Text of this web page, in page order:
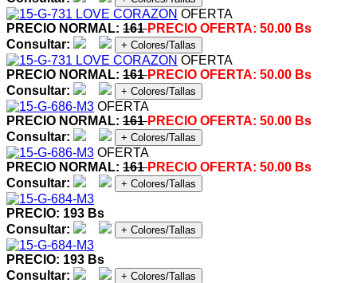
OFERTA
PRECIO NORMAL: 161PRECIO OFERTA: 50.00 Bs
Consultar:
+ Colores/Tallas
OFERTA
PRECIO NORMAL: 161PRECIO OFERTA: 50.00 Bs
Consultar:
+ Colores/Tallas
OFERTA
PRECIO NORMAL: 161PRECIO OFERTA: 50.00 Bs
Consultar:
+ Colores/Tallas
OFERTA
PRECIO NORMAL: 161PRECIO OFERTA: 50.00 Bs
Consultar:
+ Colores/Tallas
PRECIO: 193 Bs
Consultar:
+ Colores/Tallas
PRECIO: 193 Bs
Consultar:
+ Colores/Tallas